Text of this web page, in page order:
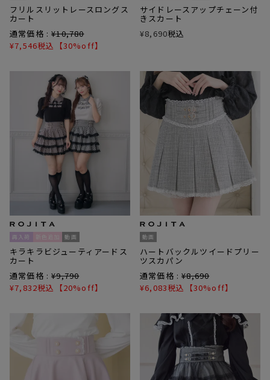
フリルスリットレースロングス
カート
通常価格 : ¥10,780
¥7,546税込 【30%off】
サイドレースアップチェーン付
きスカート
¥8,690税込
再入荷 新色追加 動画
キラキラビジューティアードス
カート
通常価格 : ¥9,790
¥7,832税込 【20%off】
動画
ハートバックルツイードプリー
ツスカパン
通常価格 : ¥8,690
¥6,083税込 【30%off】